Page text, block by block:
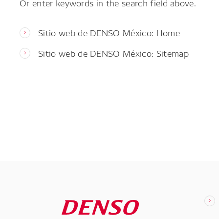
Sitio web de DENSO México: Home
Sitio web de DENSO México: Sitemap